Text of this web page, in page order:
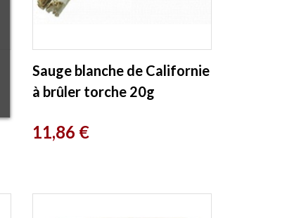
Sauge blanche de Californie
à brûler torche 20g
Prix
11,86 €